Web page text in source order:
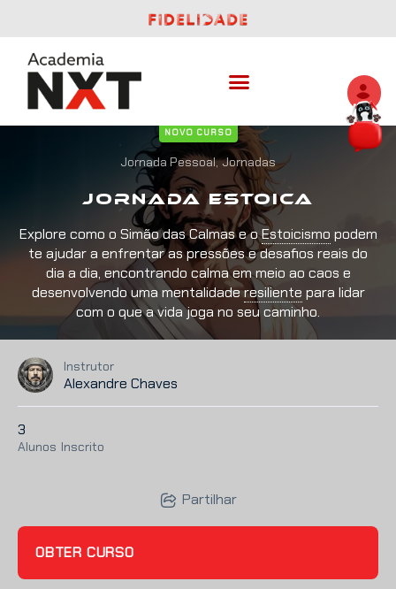
Jornada Pessoal, Jornadas
NOVO CURSO
Jornada Estoica
Explore como o Simão das Calmas e oEstoicismo podem
te ajudar a enfrentar as pressões e desafios reais do
dia a dia, encontrando calma em meio ao caos e
desenvolvendo uma mentalidaderesiliente para lidar
com o que a vida joga no seu caminho.
Instrutor
Alexandre Chaves
3
Alunos Inscrito
Partilhar
OBTER CURSO